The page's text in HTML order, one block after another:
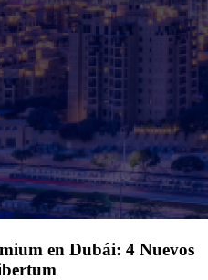
en Dubái: 4 Nuevos